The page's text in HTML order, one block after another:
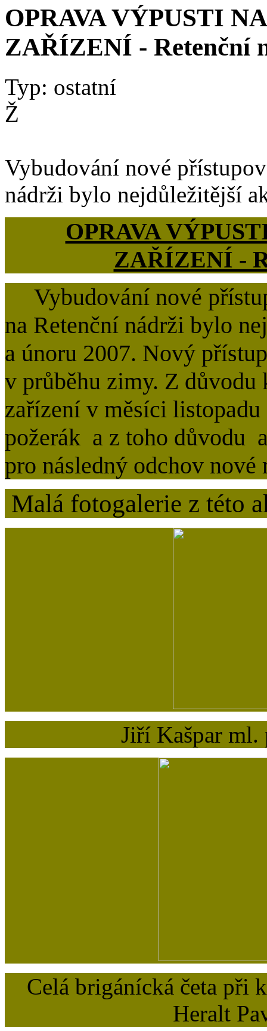
OPRAVA VÝPUSTI
ZAŘÍZENÍ - Retenční
Typ: ostatní
Ž
Vybudování nové
nádrži bylo nejdůležitější
OPRAVA
ZAŘÍZENÍ -
Vybudování nové
na Retenční nádrži bylo
a únoru 2007. Nový
v průběhu zimy. Z důvodu
zařízení v měsíci
požerák a z toho důvodu
pro následný odchov
Malá fotogalerie z této
Jiří Kašpar ml.
Celá brigánícká četa při
Heralt